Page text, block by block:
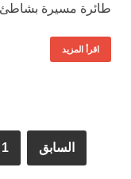
طائرة مسيرة
اقرأ المزيد
السابق 1